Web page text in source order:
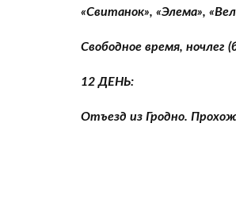
«Свитанок», «Элема»,
Свободное время, ночлег
12 ДЕНЬ:
Отъезд из Гродно.